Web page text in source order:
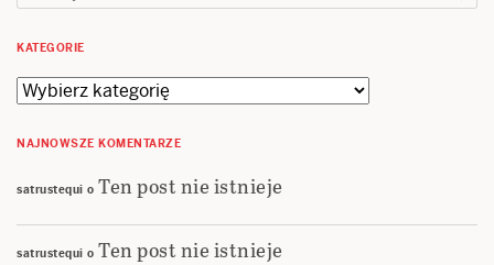
KATEGORIE
Kategorie
NAJNOWSZE KOMENTARZE
satrustequi o Ten post nie istnieje
satrustequi o Ten post nie istnieje